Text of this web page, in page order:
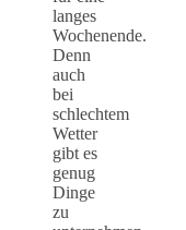
langes
Wochenende.
Denn
auch
bei
schlechtem
Wetter
gibt es
genug
Dinge
zu